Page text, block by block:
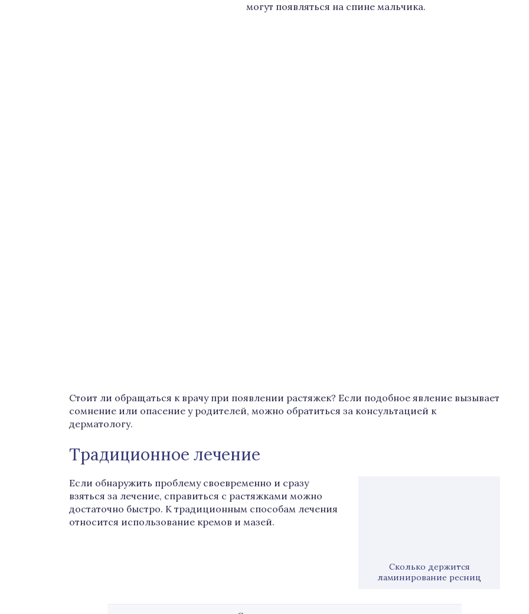
могут появляться на спине мальчика.
Стоит ли обращаться к врачу при появлении растяжек? Если подобное явление вызывает
сомнение или опасение у родителей, можно обратиться за консультацией к
дерматологу.
Традиционное лечение
Сколько держится
ламинирование ресниц
Если обнаружить проблему своевременно и сразу
взяться за лечение, справиться с растяжками можно
достаточно быстро. К традиционным способам лечения
относится использование кремов и мазей.